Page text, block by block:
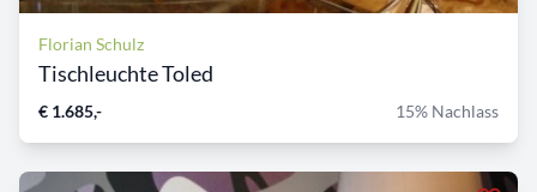
Florian Schulz
Tischleuchte Toled
€ 1.685,- 15% Nachlass